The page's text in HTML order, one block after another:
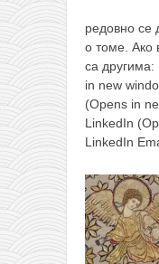
редовно се
о томе. Ако
са
in new
(Opens in
LinkedIn
LinkedIn